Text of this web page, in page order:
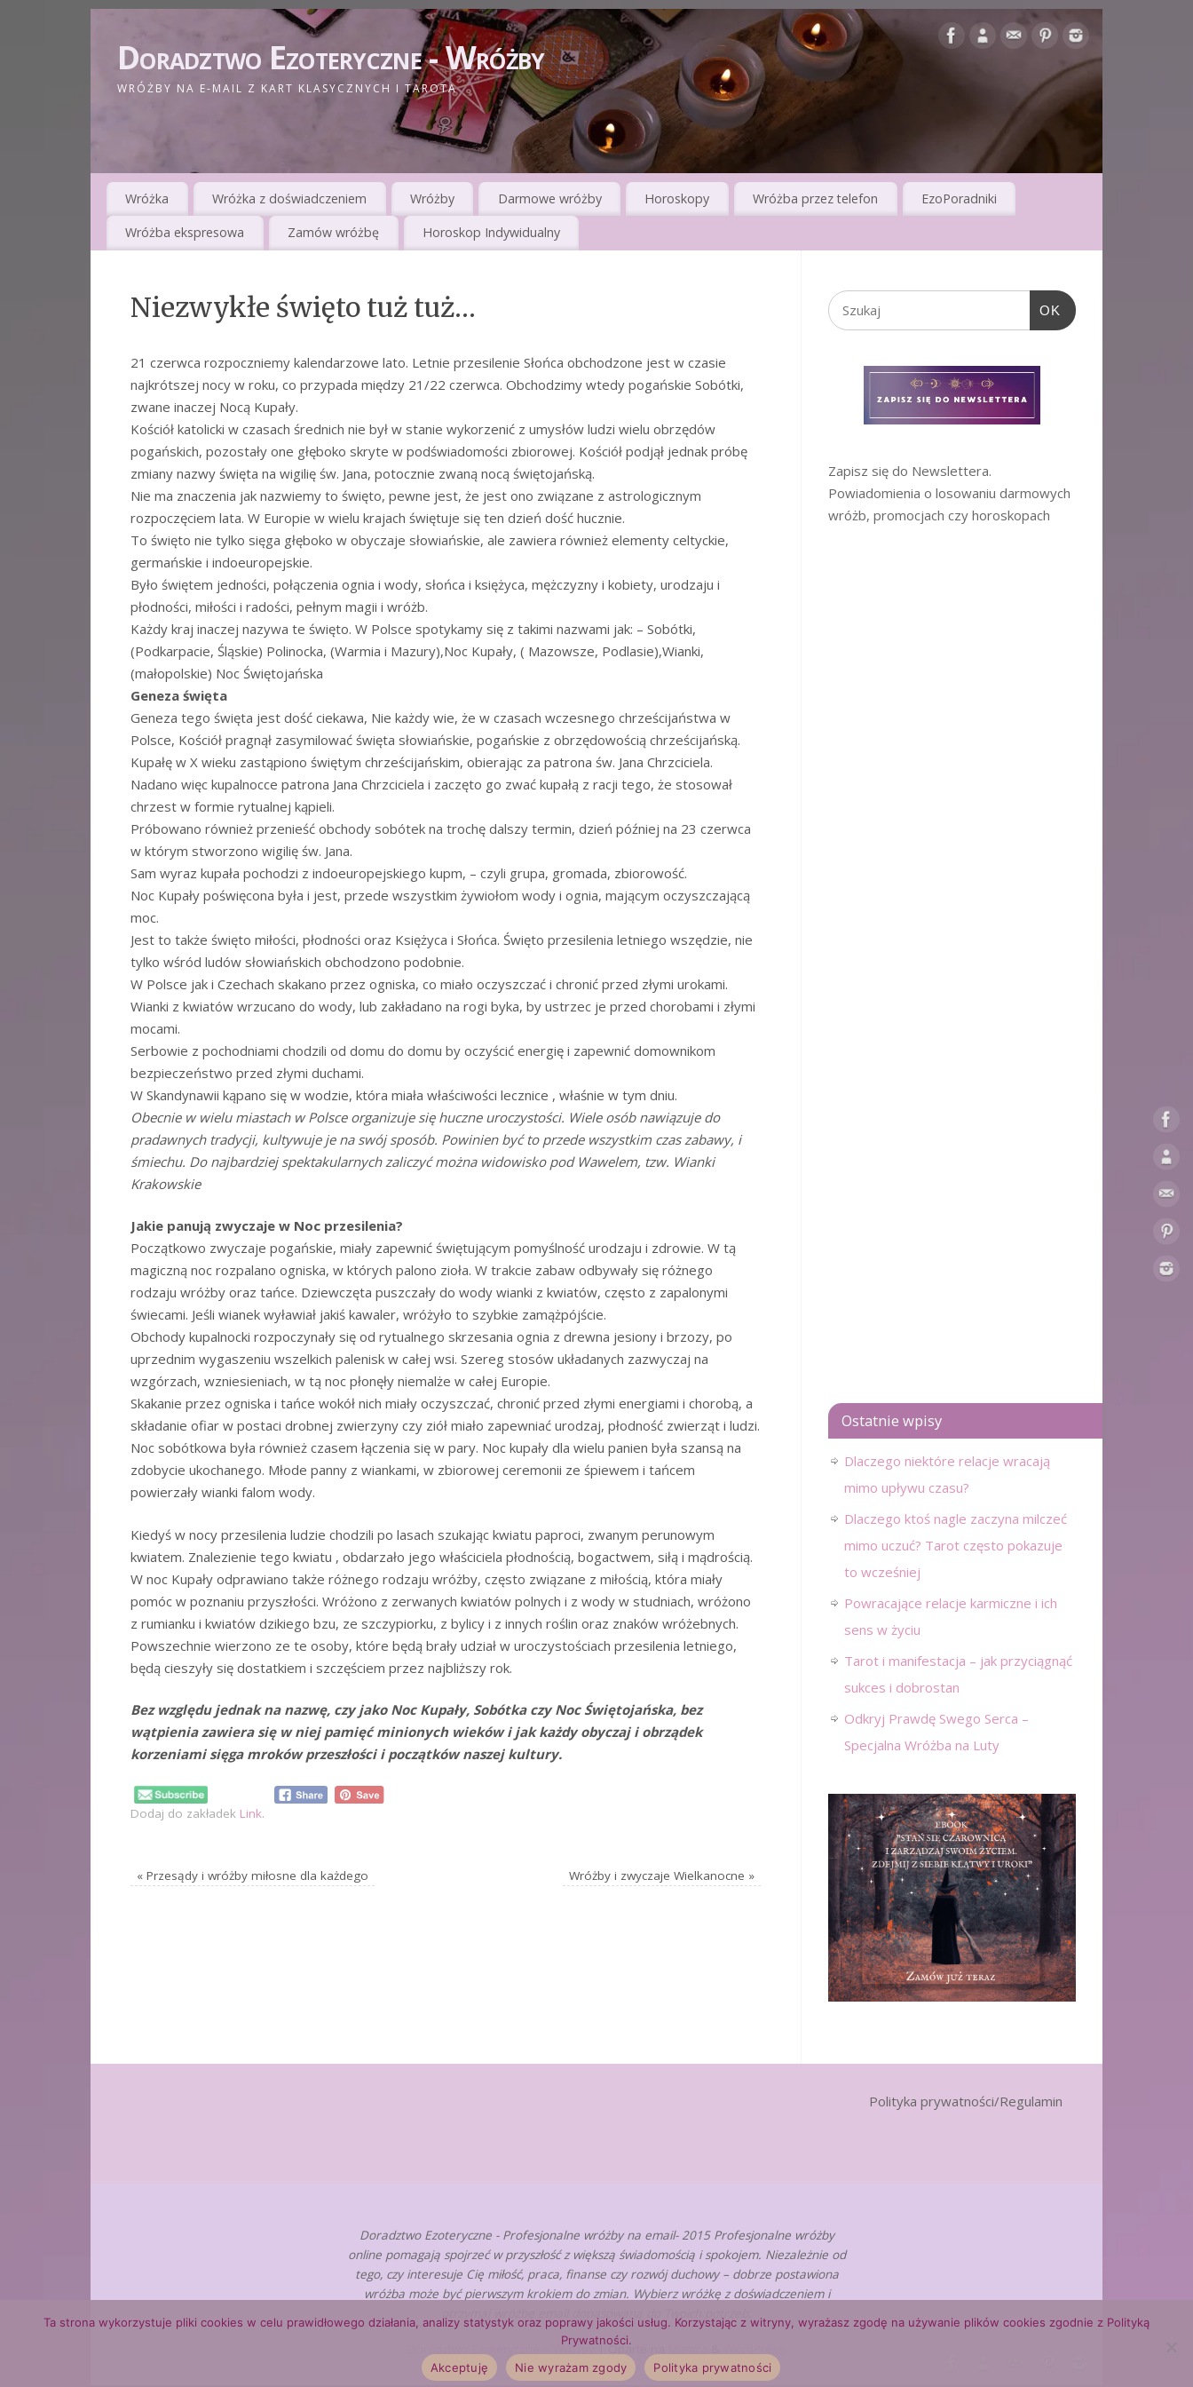
Doradztwo Ezoteryczne - Wróżby
WRÓŻBY NA E-MAIL Z KART KLASYCZNYCH I TAROTA
Wróżka Wróżka z doświadczeniem Wróżby Darmowe wróżby Horoskopy Wróżba przez telefon EzoPoradniki
Wróżba ekspresowa Zamów wróżbę Horoskop Indywidualny
Niezwykłe święto tuż tuż…
21 czerwca rozpoczniemy kalendarzowe lato. Letnie przesilenie Słońca obchodzone jest w czasie
najkrótszej nocy w roku, co przypada między 21/22 czerwca. Obchodzimy wtedy pogańskie Sobótki,
zwane inaczej Nocą Kupały.
Kościół katolicki w czasach średnich nie był w stanie wykorzenić z umysłów ludzi wielu obrzędów
pogańskich, pozostały one głęboko skryte w podświadomości zbiorowej. Kościół podjął jednak próbę
zmiany nazwy święta na wigilię św. Jana, potocznie zwaną nocą świętojańską.
Nie ma znaczenia jak nazwiemy to święto, pewne jest, że jest ono związane z astrologicznym
rozpoczęciem lata. W Europie w wielu krajach świętuje się ten dzień dość hucznie.
To święto nie tylko sięga głęboko w obyczaje słowiańskie, ale zawiera również elementy celtyckie,
germańskie i indoeuropejskie.
Było świętem jedności, połączenia ognia i wody, słońca i księżyca, mężczyzny i kobiety, urodzaju i
płodności, miłości i radości, pełnym magii i wróżb.
Każdy kraj inaczej nazywa te święto. W Polsce spotykamy się z takimi nazwami jak: – Sobótki,
(Podkarpacie, Śląskie) Polinocka, (Warmia i Mazury),Noc Kupały, ( Mazowsze, Podlasie),Wianki,
(małopolskie) Noc Świętojańska
Geneza święta
Geneza tego święta jest dość ciekawa, Nie każdy wie, że w czasach wczesnego chrześcijaństwa w
Polsce, Kościół pragnął zasymilować święta słowiańskie, pogańskie z obrzędowością chrześcijańską.
Kupałę w X wieku zastąpiono świętym chrześcijańskim, obierając za patrona św. Jana Chrzciciela.
Nadano więc kupalnocce patrona Jana Chrzciciela i zaczęto go zwać kupałą z racji tego, że stosował
chrzest w formie rytualnej kąpieli.
Próbowano również przenieść obchody sobótek na trochę dalszy termin, dzień później na 23 czerwca
w którym stworzono wigilię św. Jana.
Sam wyraz kupała pochodzi z indoeuropejskiego kupm, – czyli grupa, gromada, zbiorowość.
Noc Kupały poświęcona była i jest, przede wszystkim żywiołom wody i ognia, mającym oczyszczającą
moc.
Jest to także święto miłości, płodności oraz Księżyca i Słońca. Święto przesilenia letniego wszędzie, nie
tylko wśród ludów słowiańskich obchodzono podobnie.
W Polsce jak i Czechach skakano przez ogniska, co miało oczyszczać i chronić przed złymi urokami.
Wianki z kwiatów wrzucano do wody, lub zakładano na rogi byka, by ustrzec je przed chorobami i złymi
mocami.
Serbowie z pochodniami chodzili od domu do domu by oczyścić energię i zapewnić domownikom
bezpieczeństwo przed złymi duchami.
W Skandynawii kąpano się w wodzie, która miała właściwości lecznice , właśnie w tym dniu.
Obecnie w wielu miastach w Polsce organizuje się huczne uroczystości. Wiele osób nawiązuje do
pradawnych tradycji, kultywuje je na swój sposób. Powinien być to przede wszystkim czas zabawy, i
śmiechu. Do najbardziej spektakularnych zaliczyć można widowisko pod Wawelem, tzw. Wianki
Krakowskie
Jakie panują zwyczaje w Noc przesilenia?
Początkowo zwyczaje pogańskie, miały zapewnić świętującym pomyślność urodzaju i zdrowie. W tą
magiczną noc rozpalano ogniska, w których palono zioła. W trakcie zabaw odbywały się różnego
rodzaju wróżby oraz tańce. Dziewczęta puszczały do wody wianki z kwiatów, często z zapalonymi
świecami. Jeśli wianek wyławiał jakiś kawaler, wróżyło to szybkie zamążpójście.
Obchody kupalnocki rozpoczynały się od rytualnego skrzesania ognia z drewna jesiony i brzozy, po
uprzednim wygaszeniu wszelkich palenisk w całej wsi. Szereg stosów układanych zazwyczaj na
wzgórzach, wzniesieniach, w tą noc płonęły niemalże w całej Europie.
Skakanie przez ogniska i tańce wokół nich miały oczyszczać, chronić przed złymi energiami i chorobą, a
składanie ofiar w postaci drobnej zwierzyny czy ziół miało zapewniać urodzaj, płodność zwierząt i ludzi.
Noc sobótkowa była również czasem łączenia się w pary. Noc kupały dla wielu panien była szansą na
zdobycie ukochanego. Młode panny z wiankami, w zbiorowej ceremonii ze śpiewem i tańcem
powierzały wianki falom wody.
Kiedyś w nocy przesilenia ludzie chodzili po lasach szukając kwiatu paproci, zwanym perunowym
kwiatem. Znalezienie tego kwiatu , obdarzało jego właściciela płodnością, bogactwem, siłą i mądrością.
W noc Kupały odprawiano także różnego rodzaju wróżby, często związane z miłością, która miały
pomóc w poznaniu przyszłości. Wróżono z zerwanych kwiatów polnych i z wody w studniach, wróżono
z rumianku i kwiatów dzikiego bzu, ze szczypiorku, z bylicy i z innych roślin oraz znaków wróżebnych.
Powszechnie wierzono ze te osoby, które będą brały udział w uroczystościach przesilenia letniego,
będą cieszyły się dostatkiem i szczęściem przez najbliższy rok.
Bez względu jednak na nazwę, czy jako Noc Kupały, Sobótka czy Noc Świętojańska, bez
wątpienia zawiera się w niej pamięć minionych wieków i jak każdy obyczaj i obrządek
korzeniami sięga mroków przeszłości i początków naszej kultury.
Dodaj do zakładek Link.
« Przesądy i wróżby miłosne dla każdego Wróżby i zwyczaje Wielkanocne »
OK
Zapisz się do Newslettera.
Powiadomienia o losowaniu darmowych
wróżb, promocjach czy horoskopach
Ostatnie wpisy
Dlaczego niektóre relacje wracają
mimo upływu czasu?
Dlaczego ktoś nagle zaczyna milczeć
mimo uczuć? Tarot często pokazuje
to wcześniej
Powracające relacje karmiczne i ich
sens w życiu
Tarot i manifestacja – jak przyciągnąć
sukces i dobrostan
Odkryj Prawdę Swego Serca –
Specjalna Wróżba na Luty
Polityka prywatności/Regulamin
Doradztwo Ezoteryczne - Profesjonalne wróżby na email- 2015 Profesjonalne wróżby
online pomagają spojrzeć w przyszłość z większą świadomością i spokojem. Niezależnie od
tego, czy interesuje Cię miłość, praca, finanse czy rozwój duchowy – dobrze postawiona
wróżba może być pierwszym krokiem do zmian. Wybierz wróżkę z doświadczeniem i
otrzymaj wróżbę email dopasowaną do Twoich potrzeb.
Doradztwo Ezoteryczne – Wróżby| Oparte na
Ta strona wykorzystuje pliki cookies w celu prawidłowego działania, analizy statystyk oraz poprawy jakości usług. Korzystając z witryny, wyrażasz zgodę na używanie plików cookies zgodnie z Polityką
Prywatności.
Akceptuję
Nie wyrażam zgody Polityka prywatności